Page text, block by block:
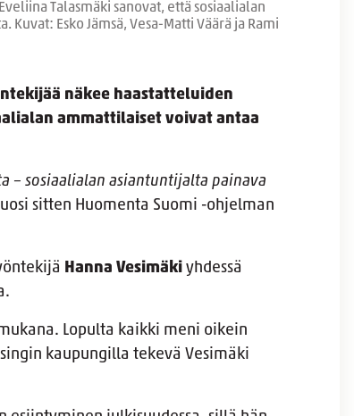
Talasmäki sanovat, että sosiaalialan
Esko Jämsä, Vesa-Matti Väärä ja Rami
näkee haastatteluiden
ammattilaiset voivat antaa
– sosiaalialan asiantuntijalta painava
sitten Huomenta Suomi -ohjelman
Hanna Vesimäki yhdessä
Lopulta kaikki meni oikein
kaupungilla tekevä Vesimäki